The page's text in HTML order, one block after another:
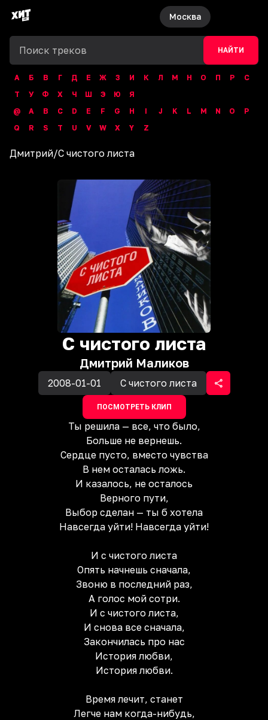
Москва
НАЙТИ
А Б В Г Д Е Ж З И К Л М Н О П Р
С
Т
У Ф Х Ч Ш Э Ю
Я
@
A B C D E F G H I J K L M N O
P
Q
R S T U V W X Y Z
Дмитрий/С чистого листа
С чистого листа
Дмитрий Маликов
2008-01-01 С чистого листа
ПОСМОТРЕТЬ КЛИП
Ты решила — все, что было,
Больше не вернешь.
Сердце пусто, вместо чувства
В нем осталась ложь.
И казалось, не осталось
Верного пути,
Выбор сделан — ты б хотела
Навсегда уйти! Навсегда уйти!
И с чистого листа
Опять начнешь сначала,
Звоню в последний раз,
А голос мой сотри.
И с чистого листа,
И снова все сначала,
Закончилась про нас
История любви,
История любви.
Время лечит, станет
Легче нам когда-нибудь,